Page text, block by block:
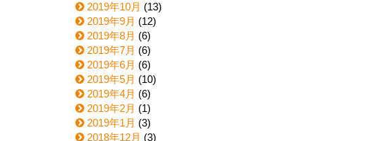
2019年10月 (13)
2019年9月 (12)
2019年8月 (6)
2019年7月 (6)
2019年6月 (6)
2019年5月 (10)
2019年4月 (6)
2019年2月 (1)
2019年1月 (3)
2018年12月 (3)